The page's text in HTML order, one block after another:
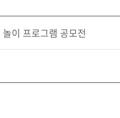
이 프로그램 공모전